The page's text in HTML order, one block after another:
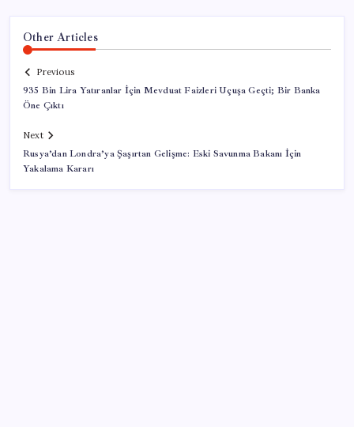
Other Articles
Previous
935 Bin Lira Yatıranlar İçin Mevduat Faizleri Uçuşa Geçti; Bir Banka
Öne Çıktı
Next
Rusya’dan Londra’ya Şaşırtan Gelişme: Eski Savunma Bakanı İçin
Yakalama Kararı